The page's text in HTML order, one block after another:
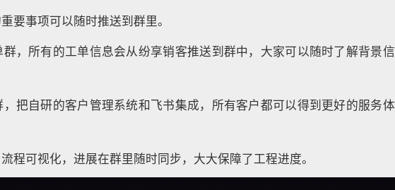
要事项可以随时推送到群里。
，所有的工单信息会从纷享销客推送到群中，大家可以随时了解背景信
把自研的客户管理系统和飞书集成，所有客户都可以得到更好的服务体
程可视化，进展在群里随时同步，大大保障了工程进度。